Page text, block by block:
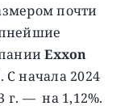
почти
Exxon
. С начала 2024
г. — на 1,12%.